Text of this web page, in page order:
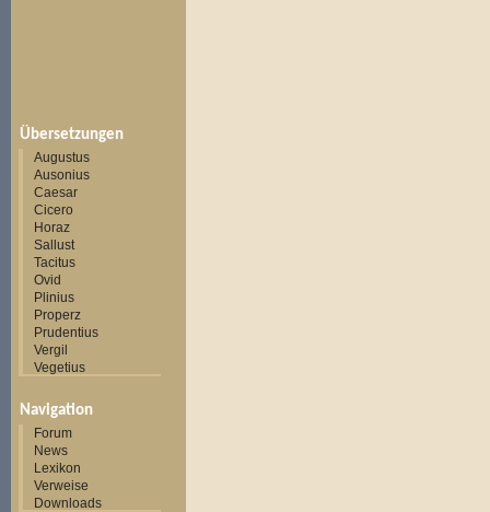
Übersetzungen
Augustus
Ausonius
Caesar
Cicero
Horaz
Sallust
Tacitus
Ovid
Plinius
Properz
Prudentius
Vergil
Vegetius
Navigation
Forum
News
Lexikon
Verweise
Downloads